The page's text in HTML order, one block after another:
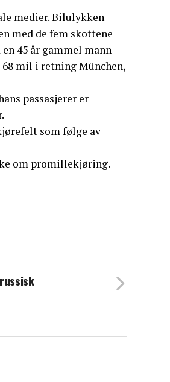
medier. Bilulykken
med de fem skottene
45 år gammel mann
mil i retning München,
passasjerer er
som følge av
om promillekjøring.